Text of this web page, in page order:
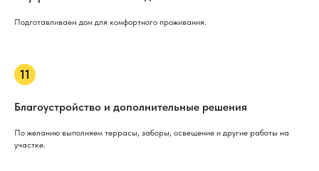
Подготавливаем дом для комфортного проживания.
Благоустройство и дополнительные решения
По желанию выполняем террасы, заборы, освещение и другие работы на
участке.